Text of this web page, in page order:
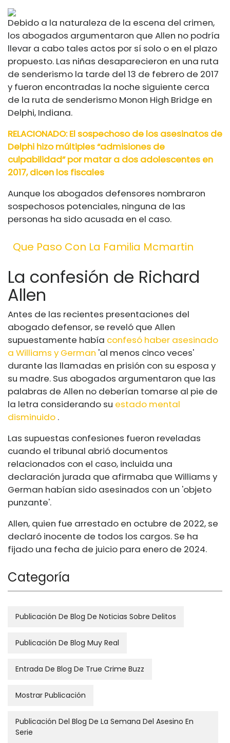
Debido a la naturaleza de la escena del crimen,
los abogados argumentaron que Allen no podría
llevar a cabo tales actos por sí solo o en el plazo
propuesto. Las niñas desaparecieron en una ruta
de senderismo la tarde del 13 de febrero de 2017
y fueron encontradas la noche siguiente cerca
de la ruta de senderismo Monon High Bridge en
Delphi, Indiana.
RELACIONADO: El sospechoso de los asesinatos de
Delphi hizo múltiples “admisiones de
culpabilidad” por matar a dos adolescentes en
2017, dicen los fiscales
Aunque los abogados defensores nombraron
sospechosos potenciales, ninguna de las
personas ha sido acusada en el caso.
Que Paso Con La Familia Mcmartin
La confesión de Richard
Allen
Antes de las recientes presentaciones del
abogado defensor, se reveló que Allen
supuestamente había confesó haber asesinado
a Williams y German 'al menos cinco veces'
durante las llamadas en prisión con su esposa y
su madre. Sus abogados argumentaron que las
palabras de Allen no deberían tomarse al pie de
la letra considerando su estado mental
disminuido .
Las supuestas confesiones fueron reveladas
cuando el tribunal abrió documentos
relacionados con el caso, incluida una
declaración jurada que afirmaba que Williams y
German habían sido asesinados con un 'objeto
punzante'.
Allen, quien fue arrestado en octubre de 2022, se
declaró inocente de todos los cargos. Se ha
fijado una fecha de juicio para enero de 2024.
Categoría
Publicación De Blog De Noticias Sobre Delitos
Publicación De Blog Muy Real
Entrada De Blog De True Crime Buzz
Mostrar Publicación
Publicación Del Blog De La Semana Del Asesino En
Serie